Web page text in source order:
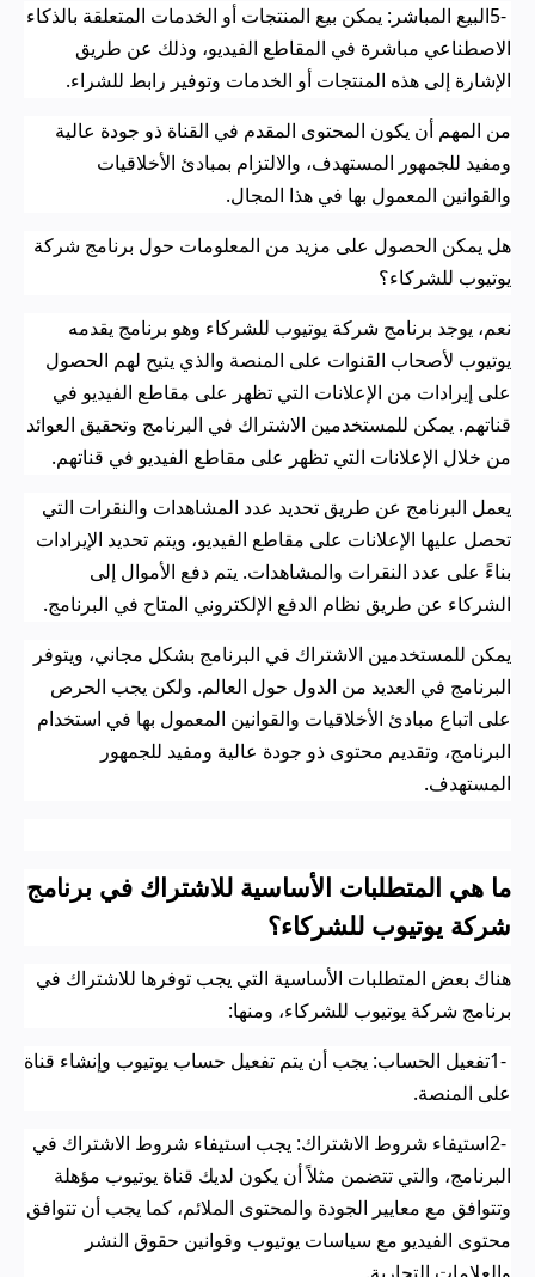
5-البيع المباشر: يمكن بيع المنتجات أو الخدمات المتعلقة بالذكاء
الاصطناعي مباشرة في المقاطع الفيديو، وذلك عن طريق
الإشارة إلى هذه المنتجات أو الخدمات وتوفير رابط للشراء.
من المهم أن يكون المحتوى المقدم في القناة ذو جودة عالية
ومفيد للجمهور المستهدف، والالتزام بمبادئ الأخلاقيات
والقوانين المعمول بها في هذا المجال.
هل يمكن الحصول على مزيد من المعلومات حول برنامج شركة
يوتيوب للشركاء؟
نعم، يوجد برنامج شركة يوتيوب للشركاء وهو برنامج يقدمه
يوتيوب لأصحاب القنوات على المنصة والذي يتيح لهم الحصول
على إيرادات من الإعلانات التي تظهر على مقاطع الفيديو في
قناتهم. يمكن للمستخدمين الاشتراك في البرنامج وتحقيق العوائد
من خلال الإعلانات التي تظهر على مقاطع الفيديو في قناتهم.
يعمل البرنامج عن طريق تحديد عدد المشاهدات والنقرات التي
تحصل عليها الإعلانات على مقاطع الفيديو، ويتم تحديد الإيرادات
بناءً على عدد النقرات والمشاهدات. يتم دفع الأموال إلى
الشركاء عن طريق نظام الدفع الإلكتروني المتاح في البرنامج.
يمكن للمستخدمين الاشتراك في البرنامج بشكل مجاني، ويتوفر
البرنامج في العديد من الدول حول العالم. ولكن يجب الحرص
على اتباع مبادئ الأخلاقيات والقوانين المعمول بها في استخدام
البرنامج، وتقديم محتوى ذو جودة عالية ومفيد للجمهور
المستهدف.
ما هي المتطلبات الأساسية للاشتراك في برنامج
شركة يوتيوب للشركاء؟
هناك بعض المتطلبات الأساسية التي يجب توفرها للاشتراك في
برنامج شركة يوتيوب للشركاء، ومنها:
1-تفعيل الحساب: يجب أن يتم تفعيل حساب يوتيوب وإنشاء قناة
على المنصة.
2-استيفاء شروط الاشتراك: يجب استيفاء شروط الاشتراك في
البرنامج، والتي تتضمن مثلاً أن يكون لديك قناة يوتيوب مؤهلة
وتتوافق مع معايير الجودة والمحتوى الملائم، كما يجب أن تتوافق
محتوى الفيديو مع سياسات يوتيوب وقوانين حقوق النشر